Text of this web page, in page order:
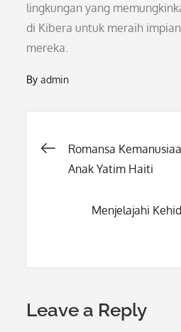
lingkungan yang
di Kibera untuk meraih
mereka.
Byadmin
Post
Romansa
Anak Yatim Haiti
Menjelajahi
Leave a Reply